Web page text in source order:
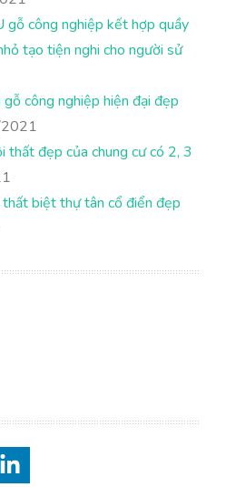
gỗ công nghiệp kết hợp quầy
tạo tiện nghi cho người sử
công nghiệp hiện đại đẹp
thất đẹp của chung cư có 2, 3
thất biệt thự tân cổ điển đẹp